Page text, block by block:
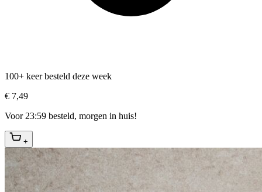
100+ keer besteld deze week
€ 7,49
Voor 23:59 besteld, morgen in huis!
+